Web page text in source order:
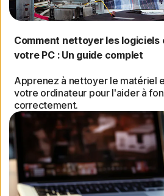
Comment nettoyer les logiciels
votre PC : Un guide complet
Apprenez à nettoyer le matériel
votre ordinateur pour l'aider à
correctement.